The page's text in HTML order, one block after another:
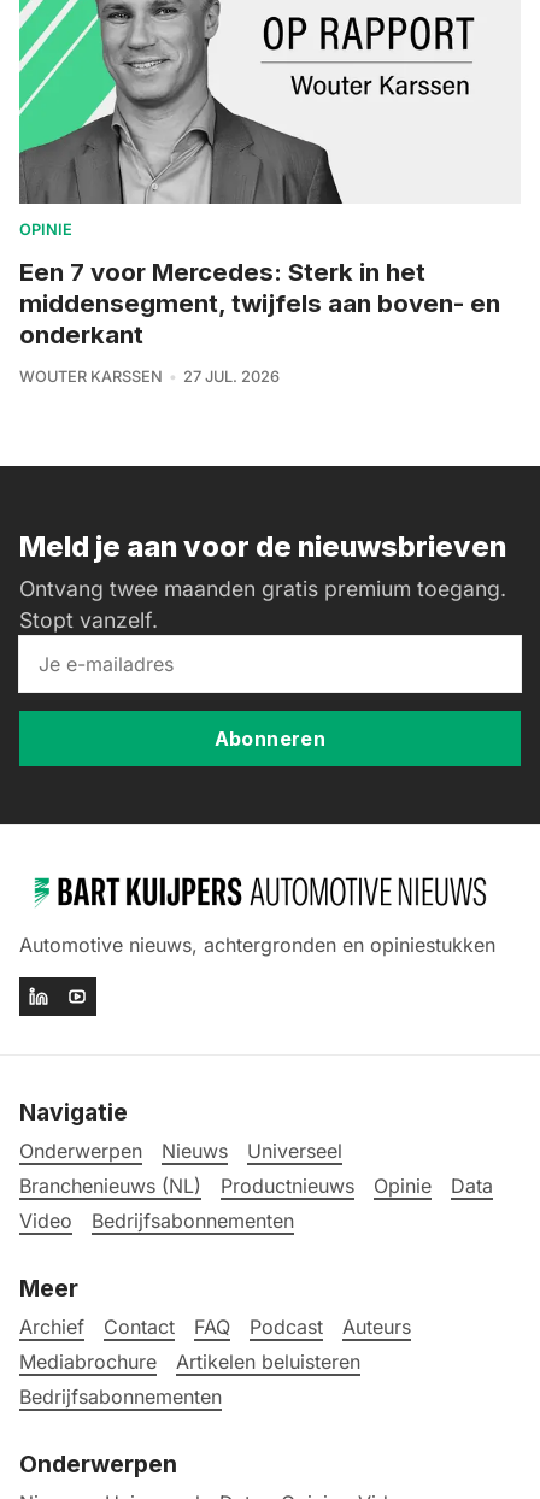
OPINIE
Een 7 voor Mercedes: Sterk in het
middensegment, twijfels aan boven- en
onderkant
WOUTER KARSSEN 27 JUL. 2026
Meld je aan voor de nieuwsbrieven
Ontvang twee maanden gratis premium toegang.
Stopt vanzelf.
Abonneren
Automotive nieuws, achtergronden en opiniestukken
Navigatie
Onderwerpen Nieuws
Universeel
Branchenieuws (NL)
Productnieuws Opinie
Data
Video
Bedrijfsabonnementen
Meer
Archief Contact FAQ Podcast
Auteurs
Mediabrochure
Artikelen beluisteren
Bedrijfsabonnementen
Onderwerpen